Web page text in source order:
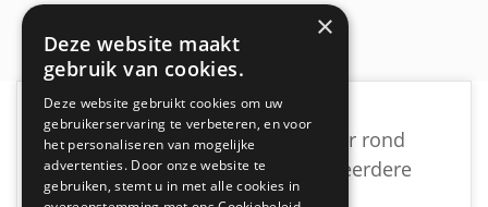
Vind een geschikte dakwerker rond
Anzegem door vrijblijvend meerdere
offertes te vergelijken:
×
Deze website maakt
gebruik van cookies.
Deze website gebruikt cookies om uw
gebruikerservaring te verbeteren, en voor
het personaliseren van mogelijke
advertenties. Door onze website te
gebruiken, stemt u in met alle cookies in